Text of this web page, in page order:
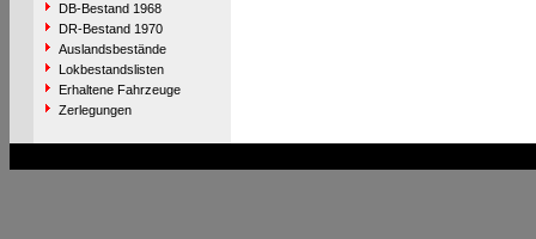
DB-Bestand 1968
DR-Bestand 1970
Auslandsbestände
Lokbestandslisten
Erhaltene Fahrzeuge
Zerlegungen